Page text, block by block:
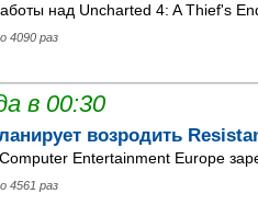
над Uncharted 4: A Thief's
4090 раз
в 00:30
возродить
Entertainment Europe
4561 раз